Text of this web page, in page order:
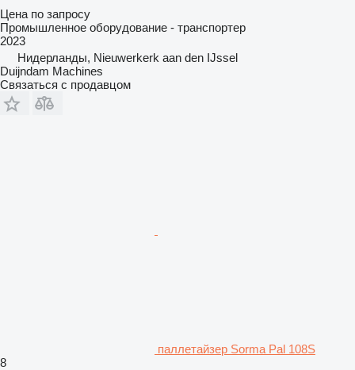
Цена по запросу
Промышленное оборудование - транспортер
2023
Нидерланды, Nieuwerkerk aan den IJssel
Duijndam Machines
Связаться с продавцом
паллетайзер Sorma Pal 108S
8